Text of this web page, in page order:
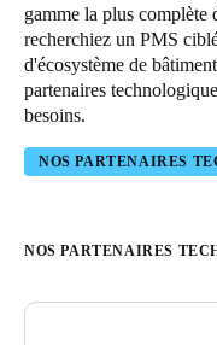
gamme la plus complète
recherchiez un PMS
d'écosystème de
partenaires
besoins.
NOS PARTENAIRES
NOS PARTENAIRES